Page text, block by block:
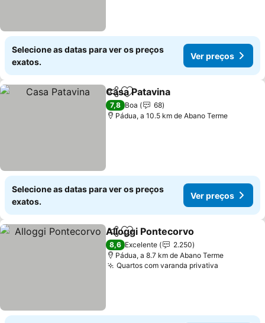
Selecione as datas para ver os preços
exatos.
Ver preços
PartilharAdicionar aos favoritos
Casa Patavina
7,8 Boa
68
Pádua, a 10.5 km de Abano Terme
Selecione as datas para ver os preços
exatos.
Ver preços
PartilharAdicionar aos favoritos
Alloggi Pontecorvo
8,6 Excelente
2.250
Pádua, a 8.7 km de Abano Terme
Quartos com varanda privativa